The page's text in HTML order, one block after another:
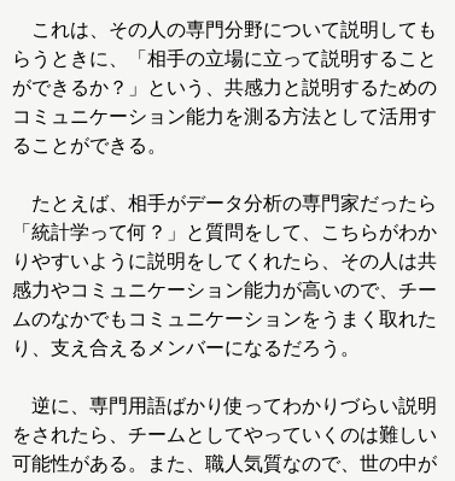
これは、その人の専門分野について説明しても
らうときに、「相手の立場に立って説明すること
ができるか？」という、共感力と説明するための
コミュニケーション能力を測る方法として活用す
ることができる。
たとえば、相手がデータ分析の専門家だったら
「統計学って何？」と質問をして、こちらがわか
りやすいように説明をしてくれたら、その人は共
感力やコミュニケーション能力が高いので、チー
ムのなかでもコミュニケーションをうまく取れた
り、支え合えるメンバーになるだろう。
逆に、専門用語ばかり使ってわかりづらい説明
をされたら、チームとしてやっていくのは難しい
可能性がある。また、職人気質なので、世の中が